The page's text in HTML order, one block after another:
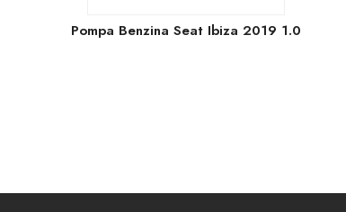
Pompa Benzina Seat Ibiza 2019 1.0